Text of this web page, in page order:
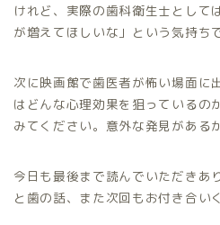
けれど、実際の歯科衛生士として
が増えてほしいな」という気持ち
次に映画館で歯医者が怖い場面に
はどんな心理効果を狙っているの
みてください。意外な発見がある
今日も最後まで読んでいただきあ
と歯の話、また次回もお付き合い